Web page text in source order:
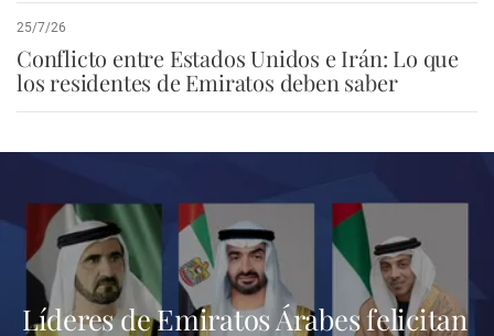
25/7/26
Conflicto entre Estados Unidos e Irán: Lo que
los residentes de Emiratos deben saber
Líderes de Emiratos Árabes felicitan